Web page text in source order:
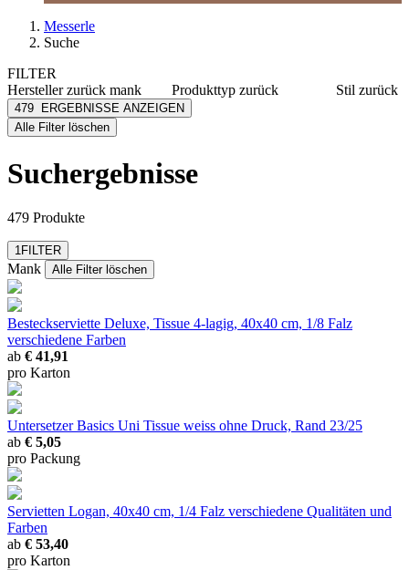
Messerle
Suche
FILTER
Herstellerzurück mank
Mank
[e] one
3M
mehr anzeigen
Produkttyp zurück
Handtuchspender
Stil zurück
479
ERGEBNISSE ANZEIGEN
Alle Filter löschen
Suchergebnisse
479 Produkte
1FILTER
Mank Alle Filter löschen
Besteckserviette Deluxe, Tissue 4-lagig, 40x40 cm, 1/8 Falz
verschiedene Farben
ab € 41,91
pro Karton
Untersetzer Basics Uni Tissue weiss ohne Druck, Rand 23/25
ab € 5,05
pro Packung
Servietten Logan, 40x40 cm, 1/4 Falz verschiedene Qualitäten und
Farben
ab € 53,40
pro Karton